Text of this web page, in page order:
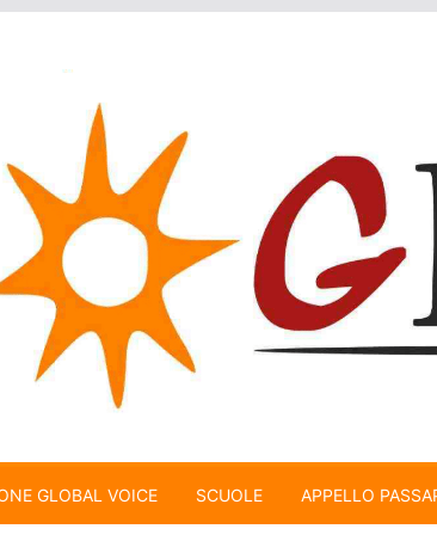
GLOBAL VOICE SCUOLE APPELLO